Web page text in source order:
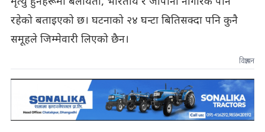
रहेको बताइएको छ। घटनाको २४ घन्टा बितिसक्दा पनि कुनै
समूहले जिम्मेवारी लिएको छैन।
विज्ञापन